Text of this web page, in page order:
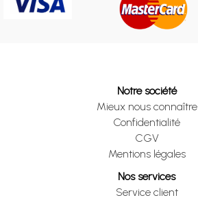
Notre société
Mieux nous connaître
Confidentialité
CGV
Mentions légales
Nos services
Service client